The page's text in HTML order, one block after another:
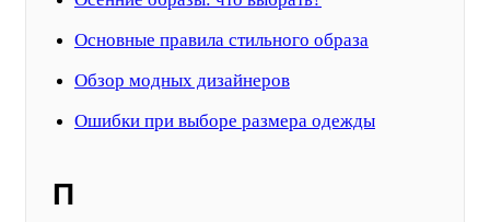
Основные правила стильного образа
Обзор модных дизайнеров
Ошибки при выборе размера одежды
П